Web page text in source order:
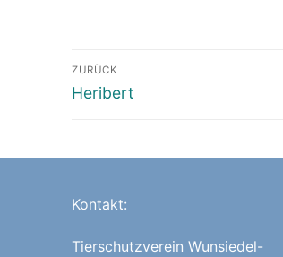
Beitragsnavigation
ZURÜCK
Vorheriger
Heribert
Kontakt:
Tierschutzverein Wunsiedel-